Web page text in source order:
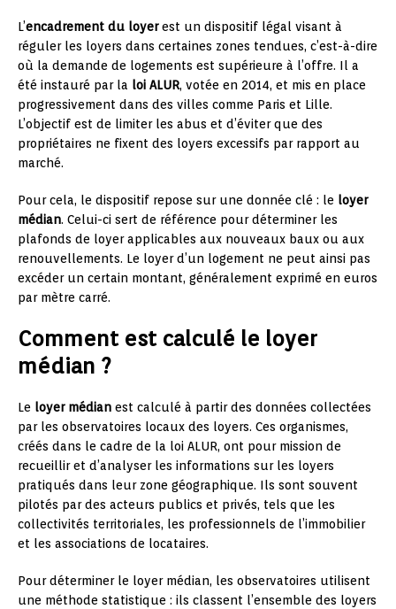
L’encadrement du loyerest un dispositif légal visant à
réguler les loyers dans certaines zones tendues, c’est-à-dire
où la demande de logements est supérieure à l’offre. Il a
été instauré par la loi ALUR, votée en 2014, et mis en place
progressivement dans des villes comme Paris et Lille.
L’objectif est de limiter les abus et d’éviter que des
propriétaires ne fixent des loyers excessifs par rapport au
marché.
Pour cela, le dispositif repose sur une donnée clé : le loyer
médian. Celui-ci sert de référence pour déterminer les
plafonds de loyer applicables aux nouveaux baux ou aux
renouvellements. Le loyer d’un logement ne peut ainsi pas
excéder un certain montant, généralement exprimé en euros
par mètre carré.
Comment est calculé le loyer
médian ?
Le loyer médian est calculé à partir des données collectées
par les observatoires locaux des loyers. Ces organismes,
créés dans le cadre de la loi ALUR, ont pour mission de
recueillir et d’analyser les informations sur les loyers
pratiqués dans leur zone géographique. Ils sont souvent
pilotés par des acteurs publics et privés, tels que les
collectivités territoriales, les professionnels de l’immobilier
et les associations de locataires.
Pour déterminer le loyer médian, les observatoires utilisent
une méthode statistique : ils classent l’ensemble des loyers